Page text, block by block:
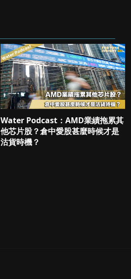
Water Podcast：AMD業績拖累其
他芯片股？倉中愛股甚麼時候才是
沽貨時機？